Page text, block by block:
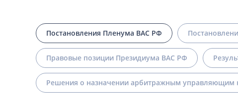
Постановления Пленума ВАС РФ
Правовые позиции Президиума ВАС РФ
Решения о назначении арбитражным управляющим